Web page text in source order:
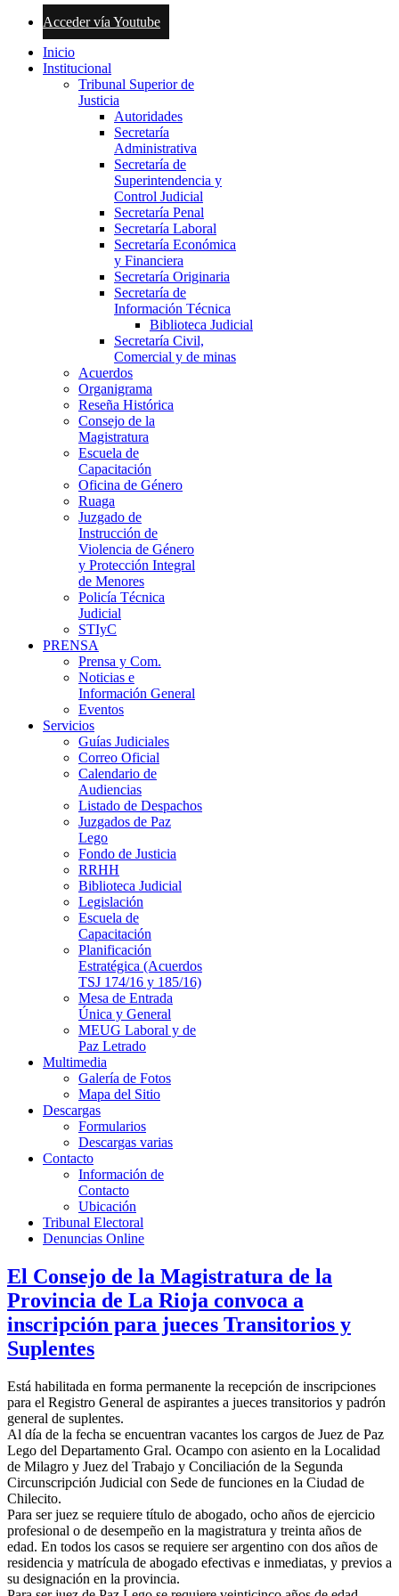
Acceder vía Youtube
Inicio
Institucional
Tribunal Superior de
Justicia
Autoridades
Secretaría
Administrativa
Secretaría de
Superintendencia y
Control Judicial
Secretaría Penal
Secretaría Laboral
Secretaría Económica
y Financiera
Secretaría Originaria
Secretaría de
Información Técnica
Biblioteca Judicial
Secretaría Civil,
Comercial y de minas
Acuerdos
Organigrama
Reseña Histórica
Consejo de la
Magistratura
Escuela de
Capacitación
Oficina de Género
Ruaga
Juzgado de
Instrucción de
Violencia de Género
y Protección Integral
de Menores
Policía Técnica
Judicial
STIyC
PRENSA
Prensa y Com.
Noticias e
Información General
Eventos
Servicios
Guías Judiciales
Correo Oficial
Calendario de
Audiencias
Listado de Despachos
Juzgados de Paz
Lego
Fondo de Justicia
RRHH
Biblioteca Judicial
Legislación
Escuela de
Capacitación
Planificación
Estratégica (Acuerdos
TSJ 174/16 y 185/16)
Mesa de Entrada
Única y General
MEUG Laboral y de
Paz Letrado
Multimedia
Galería de Fotos
Mapa del Sitio
Descargas
Formularios
Descargas varias
Contacto
Información de
Contacto
Ubicación
Tribunal Electoral
Denuncias Online
El Consejo de la Magistratura de la
Provincia de La Rioja convoca a
inscripción para jueces Transitorios y
Suplentes
Está habilitada en forma permanente la recepción de inscripciones
para el Registro General de aspirantes a jueces transitorios y padrón
general de suplentes.
Al día de la fecha se encuentran vacantes los cargos de Juez de Paz
Lego del Departamento Gral. Ocampo con asiento en la Localidad
de Milagro y Juez del Trabajo y Conciliación de la Segunda
Circunscripción Judicial con Sede de funciones en la Ciudad de
Chilecito.
Para ser juez se requiere título de abogado, ocho años de ejercicio
profesional o de desempeño en la magistratura y treinta años de
edad. En todos los casos se requiere ser argentino con dos años de
residencia y matrícula de abogado efectivas e inmediatas, y previos a
su designación en la provincia.